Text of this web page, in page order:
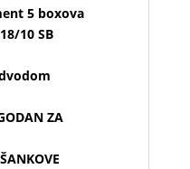
5 boxova
10 SB
ZA